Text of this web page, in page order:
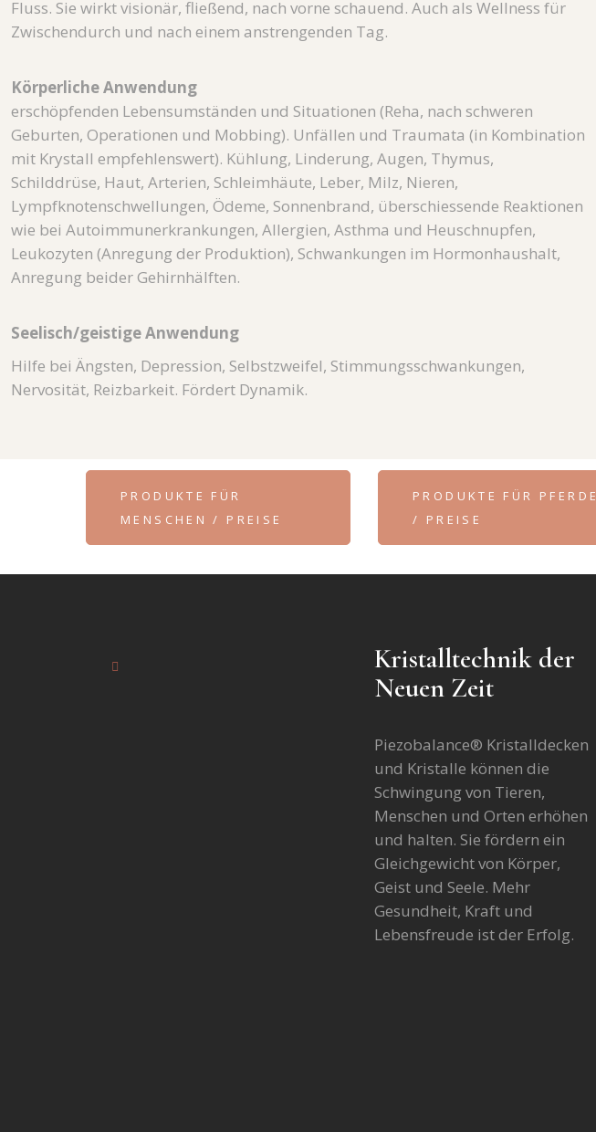
Fluss. Sie wirkt visionär, fließend, nach vorne schauend. Auch als Wellness für
Zwischendurch und nach einem anstrengenden Tag.
Körperliche Anwendung
erschöpfenden Lebensumständen und Situationen (Reha, nach schweren
Geburten, Operationen und Mobbing). Unfällen und Traumata (in Kombination
mit Krystall empfehlenswert). Kühlung, Linderung, Augen, Thymus,
Schilddrüse, Haut, Arterien, Schleimhäute, Leber, Milz, Nieren,
Lympfknotenschwellungen, Ödeme, Sonnenbrand, überschiessende Reaktionen
wie bei Autoimmunerkrankungen, Allergien, Asthma und Heuschnupfen,
Leukozyten (Anregung der Produktion), Schwankungen im Hormonhaushalt,
Anregung beider Gehirnhälften.
Seelisch/geistige Anwendung
Hilfe bei Ängsten, Depression, Selbstzweifel, Stimmungsschwankungen,
Nervosität, Reizbarkeit. Fördert Dynamik.
PRODUKTE FÜR
MENSCHEN / PREISE
PRODUKTE FÜR PFERDE
/ PREISE
Kristalltechnik der
Neuen Zeit
Piezobalance® Kristalldecken
und Kristalle können die
Schwingung von Tieren,
Menschen und Orten erhöhen
und halten. Sie fördern ein
Gleichgewicht von Körper,
Geist und Seele. Mehr
Gesundheit, Kraft und
Lebensfreude ist der Erfolg.